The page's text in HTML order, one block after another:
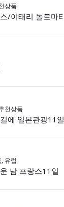
상품
천상품
에 일본관광11일
, 유럽
남 프랑스11일